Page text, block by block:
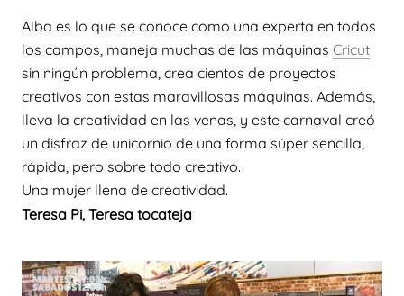
Alba es lo que se conoce como una experta en todos
los campos, maneja muchas de las máquinas Cricut
sin ningún problema, crea cientos de proyectos
creativos con estas maravillosas máquinas. Además,
lleva la creatividad en las venas, y este carnaval creó
un disfraz de unicornio de una forma súper sencilla,
rápida, pero sobre todo creativo.
Una mujer llena de creatividad.
Teresa Pi, Teresa tocateja